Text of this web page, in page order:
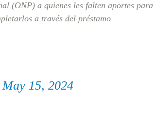
(ONP) a quienes les falten aportes para
a través del préstamo
May 15, 2024